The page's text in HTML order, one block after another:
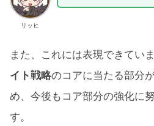
リッヒ
また、これには表現できていま
イト戦略のコアに当たる部分
め、今後もコア部分の強化に
す。